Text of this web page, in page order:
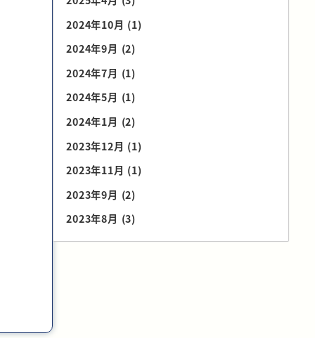
2024年10月 (1)
2024年9月 (2)
2024年7月 (1)
2024年5月 (1)
2024年1月 (2)
2023年12月 (1)
2023年11月 (1)
2023年9月 (2)
2023年8月 (3)